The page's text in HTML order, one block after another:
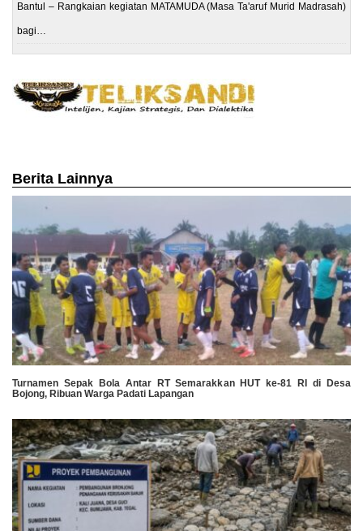
Bantul – Rangkaian kegiatan MATAMUDA (Masa Ta'aruf Murid Madrasah)
bagi…
Berita Lainnya
Turnamen Sepak Bola Antar RT Semarakkan HUT ke-81 RI di Desa
Bojong, Ribuan Warga Padati Lapangan